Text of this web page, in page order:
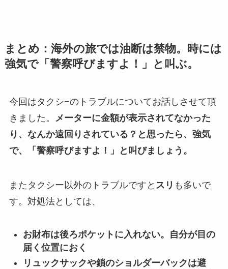
まとめ：海外の旅では油断は禁物。時には
強気で「警察呼びますよ！」と叫ぶ。
今回はタクシ−のトラブルについてお話しさせて頂
きました。
メーターに金額が表示されてなかった
り、なんか遠回りされている？と思ったら、強気
で、「警察呼びますよ！」と叫びましょう。
またタクシー以外のトラブルですと スリ も多いで
す。対処法としては、
お財布は後ろポケットに入れない。自分が目の
届く位置におく
リュックサックや鎖のショルダーバックは避